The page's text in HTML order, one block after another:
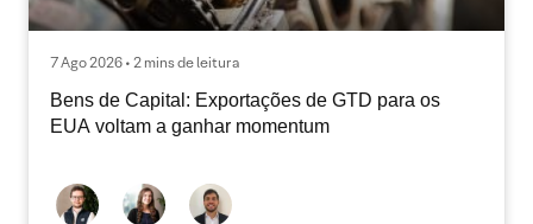
7 Ago 2026 • 2 mins de leitura
Bens de Capital: Exportações de GTD para os
EUA voltam a ganhar momentum